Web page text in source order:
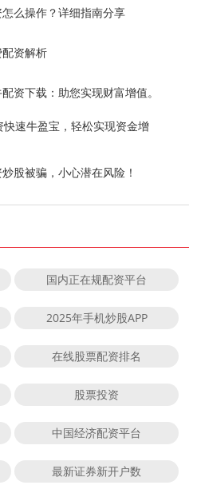
么操作？详细指南分享
资解析
资下载：助您实现财富增值。
速牛盈宝，轻松实现资金增
股被骗，小心潜在风险！
国内正在规配资平台
2025年手机炒股APP
在线股票配资排名
股票投资
中国经济配资平台
最新证券新开户数